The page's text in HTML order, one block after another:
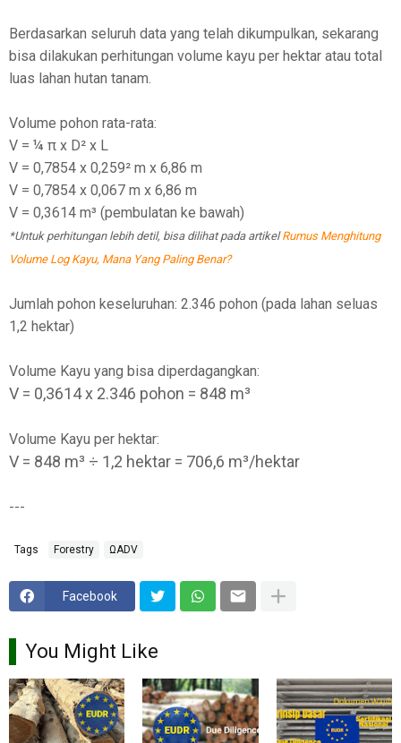
Berdasarkan seluruh data yang telah dikumpulkan, sekarang
bisa dilakukan perhitungan volume kayu per hektar atau total
luas lahan hutan tanam.
Volume pohon rata-rata:
V = ¼ π x D² x L
V = 0,7854 x 0,259² m x 6,86 m
V = 0,7854 x 0,067 m x 6,86 m
V = 0,3614 m³ (pembulatan ke bawah)
*Untuk perhitungan lebih detil, bisa dilihat pada artikelRumus Menghitung
Volume Log Kayu, Mana Yang Paling Benar?
Jumlah pohon keseluruhan: 2.346 pohon (pada lahan seluas
1,2 hektar)
Volume Kayu yang bisa diperdagangkan:
V = 0,3614 x 2.346 pohon = 848 m³
Volume Kayu per hektar:
V = 848 m³ ÷ 1,2 hektar = 706,6 m³/hektar
---
Tags Forestry ΩADV
Facebook
You Might Like